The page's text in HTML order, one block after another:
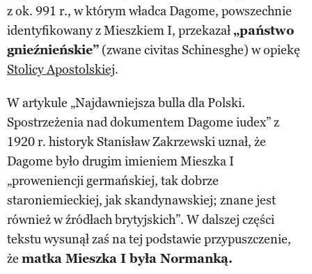
z ok. 991 r., w którym władca Dagome, powszechnie
identyfikowany z Mieszkiem I, przekazał„państwo
gnieźnieńskie” (zwane civitas Schinesghe) w opiekę
Stolicy Apostolskiej.
W artykule „Najdawniejsza bulla dla Polski.
Spostrzeżenia nad dokumentem Dagome iudex” z
1920 r. historyk Stanisław Zakrzewski uznał, że
Dagome było drugim imieniem Mieszka I
„proweniencji germańskiej, tak dobrze
staroniemieckiej, jak skandynawskiej; znane jest
również w źródłach brytyjskich”. W dalszej części
tekstu wysunął zaś na tej podstawie przypuszczenie,
że matka Mieszka I była Normanką.